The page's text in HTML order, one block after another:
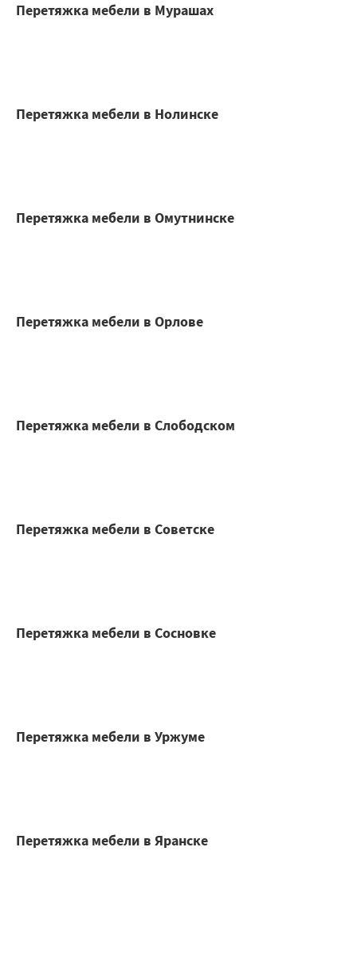
Перетяжка мебели в Мурашах
Перетяжка мебели в Нолинске
Перетяжка мебели в Омутнинске
Перетяжка мебели в Орлове
Перетяжка мебели в Слободском
Перетяжка мебели в Советске
Перетяжка мебели в Сосновке
Перетяжка мебели в Уржуме
Перетяжка мебели в Яранске